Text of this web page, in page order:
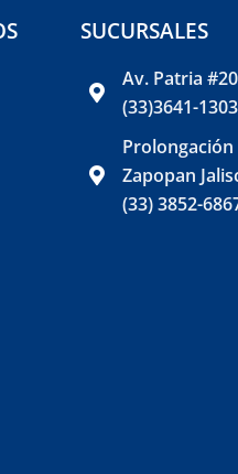
SUCURSALES
Av. Patria
(33)3641-
Prolongación
Zapopan
(33) 3852-